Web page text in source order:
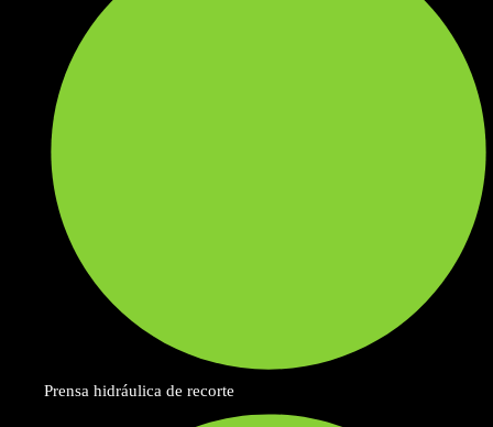
Prensa hidráulica de recorte